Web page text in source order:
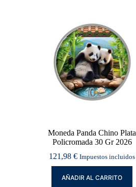
Moneda Panda Chino Plata
Policromada 30 Gr 2026
121,98€ Impuestos incluidos
AÑADIR AL CARRITO